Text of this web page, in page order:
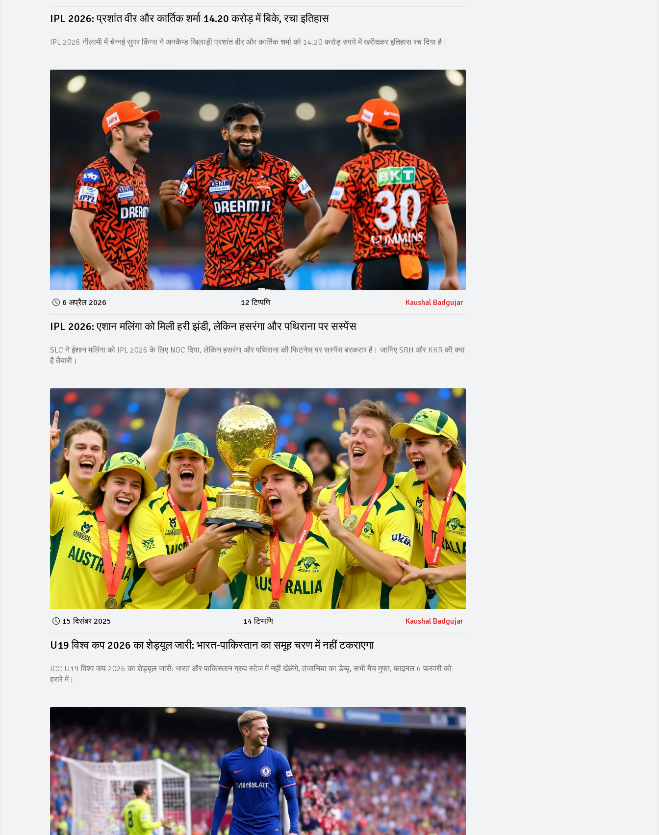
IPL 2026: प्रशांत वीर और कार्तिक शर्मा 14.20 करोड़ में बिके, रचा इतिहास
IPL 2026 नीलामी में चेन्नई सुपर किंग्स ने अनकैप्ड खिलाड़ी प्रशांत वीर और कार्तिक शर्मा को 14.20 करोड़ रुपये में खरीदकर इतिहास रच दिया है।
6 अप्रैल 2026 12 टिप्पणि Kaushal Badgujar
IPL 2026: एशान मलिंगा को मिली हरी झंडी, लेकिन हसरंगा और पथिराना पर सस्पेंस
SLC ने ईशान मलिंगा को IPL 2026 के लिए NOC दिया, लेकिन हसरंगा और पथिराना की फिटनेस पर सस्पेंस बरकरार है। जानिए SRH और KKR की क्या
है तैयारी।
15 दिसंबर 2025 14 टिप्पणि Kaushal Badgujar
U19 विश्व कप 2026 का शेड्यूल जारी: भारत-पाकिस्तान का समूह चरण में नहीं टकराएगा
ICC U19 विश्व कप 2026 का शेड्यूल जारी: भारत और पाकिस्तान ग्रुप स्टेज में नहीं खेलेंगे, तंजानिया का डेब्यू, सभी मैच मुफ्त, फाइनल 6 फरवरी को
हरारे में।